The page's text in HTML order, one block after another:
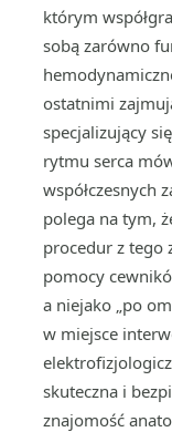
którym
sobą zarówno
ostatnimi
specjalizujący
rytmu serca
współczesnych
polega na tym,
procedur z tego
pomocy
a niejako „po
w miejsce
skuteczna i
znajomość